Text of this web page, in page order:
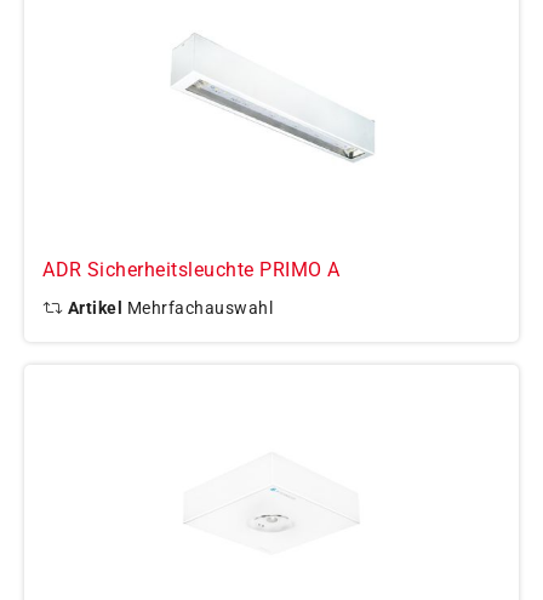
ADR Sicherheitsleuchte PRIMO A
Artikel Mehrfachauswahl